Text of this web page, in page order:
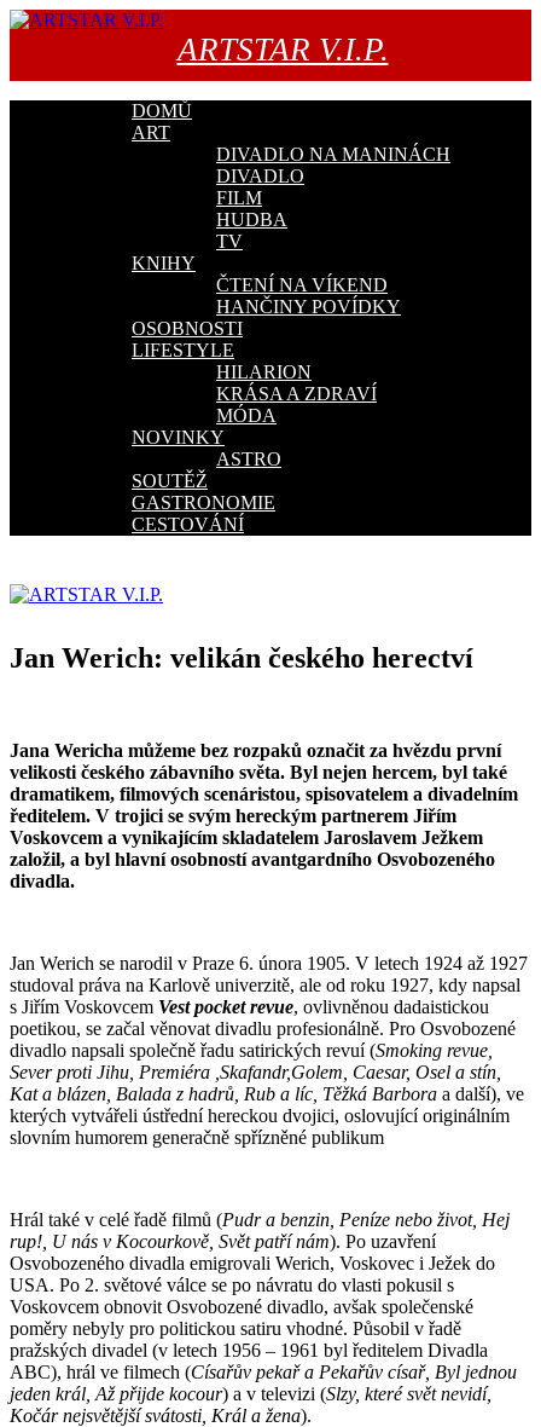
Přejít
webu
ARTSTAR V.I.P.
DOMŮ
ART
DIVADLO NA MANINÁCH
DIVADLO
FILM
HUDBA
TV
KNIHY
ČTENÍ NA VÍKEND
HANČINY POVÍDKY
OSOBNOSTI
LIFESTYLE
HILARION
KRÁSA A ZDRAVÍ
MÓDA
NOVINKY
ASTRO
SOUTĚŽ
GASTRONOMIE
CESTOVÁNÍ
Jan Werich: velikán českého herectví
Jana Wericha můžeme bez rozpaků označit za hvězdu první
velikosti českého zábavního světa. Byl nejen hercem, byl také
dramatikem, filmových scenáristou, spisovatelem a divadelním
ředitelem. V trojici se svým hereckým partnerem Jiřím
Voskovcem a vynikajícím skladatelem Jaroslavem Ježkem
založil, a byl hlavní osobností avantgardního Osvobozeného
divadla.
Jan Werich se narodil v Praze 6. února 1905. V letech 1924 až 1927
studoval práva na Karlově univerzitě, ale od roku 1927, kdy napsal
s Jiřím Voskovcem Vest pocket revue, ovlivněnou dadaistickou
poetikou, se začal věnovat divadlu profesionálně. Pro Osvobozené
divadlo napsali společně řadu satirických revuí (Smoking revue,
Sever proti Jihu, Premiéra ,Skafandr,Golem, Caesar, Osel a stín,
Kat a blázen, Balada z hadrů, Rub a líc, Těžká Barbora a další), ve
kterých vytvářeli ústřední hereckou dvojici, oslovující originálním
slovním humorem generačně spřízněné publikum
Hrál také v celé řadě filmů (Pudr a benzin, Peníze nebo život, Hej
rup!, U nás v Kocourkově, Svět patří nám). Po uzavření
Osvobozeného divadla emigrovali Werich, Voskovec i Ježek do
USA. Po 2. světové válce se po návratu do vlasti pokusil s
Voskovcem obnovit Osvobozené divadlo, avšak společenské
poměry nebyly pro politickou satiru vhodné. Působil v řadě
pražských divadel (v letech 1956 – 1961 byl ředitelem Divadla
ABC), hrál ve filmech (Císařův pekař a Pekařův císař, Byl jednou
jeden král, Až přijde kocour) a v televizi (Slzy, které svět nevidí,
Kočár nejsvětější svátosti, Král a žena).